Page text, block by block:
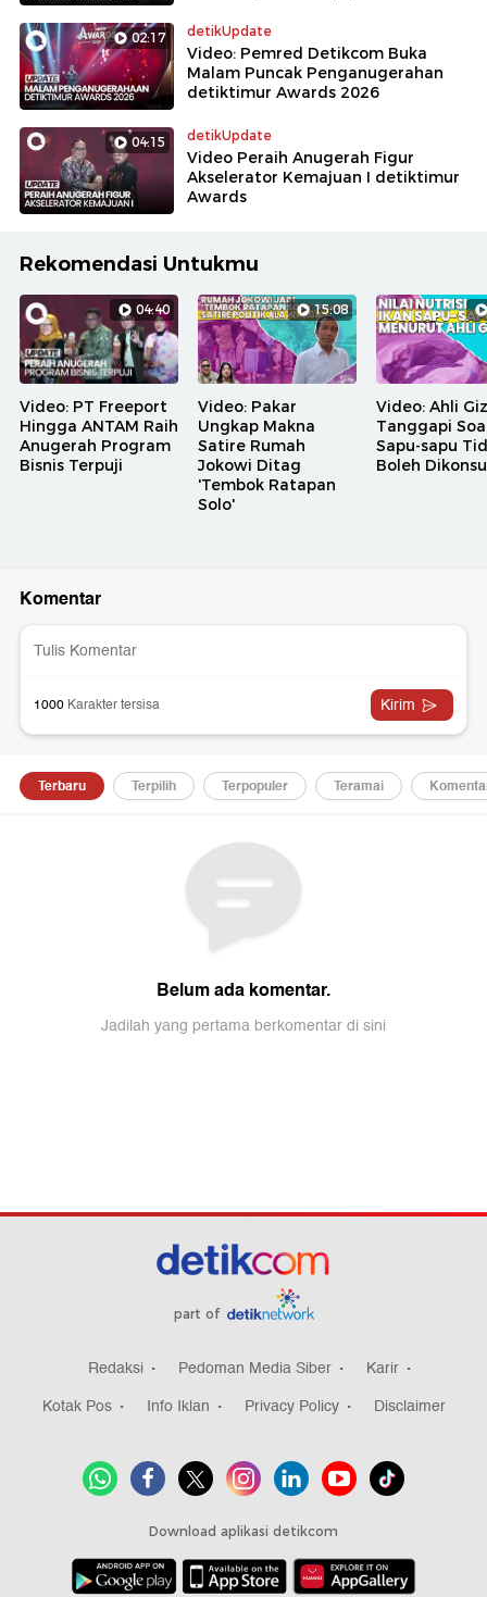
02:17 detikUpdate
Video: Pemred Detikcom Buka
Malam Puncak Penganugerahan
detiktimur Awards 2026
04:15 detikUpdate
Video Peraih Anugerah Figur
Akselerator Kemajuan I detiktimur
Awards
Rekomendasi Untukmu
04:40
Video: PT Freeport
Hingga ANTAM Raih
Anugerah Program
Bisnis Terpuji
15:08
Video: Pakar
Ungkap Makna
Satire Rumah
Jokowi Ditag
'Tembok Ratapan
Solo'
Video: Ahli
Tanggapi
Sapu-sapu
Boleh
part of
Redaksi Pedoman Media Siber
Karir
Kotak Pos
Info Iklan Privacy Policy Disclaimer
Download aplikasi detikcom